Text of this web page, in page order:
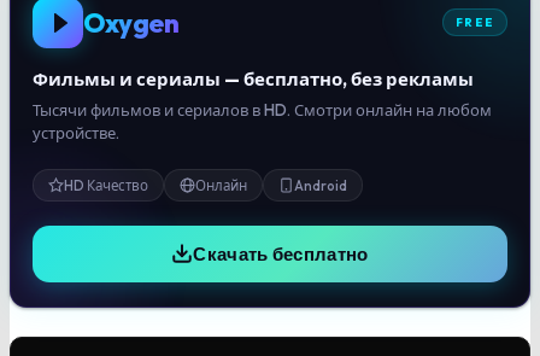
Oxygen FREE
Фильмы и сериалы — бесплатно, без рекламы
Тысячи фильмов и сериалов в HD. Смотри онлайн на любом
устройстве.
HD Качество Онлайн Android
Скачать бесплатно